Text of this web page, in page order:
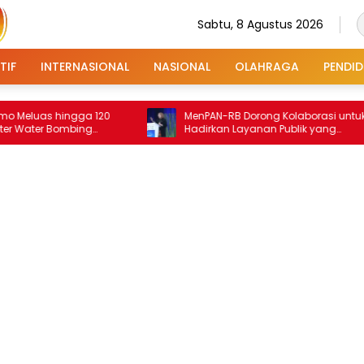
Sabtu, 8 Agustus 2026
INTERNASIONAL NASIONAL OLAHRAGA
hingga 120
Bombing
MenPAN-RB Dorong Kolaborasi untuk
Hadirkan Layanan Publik yang
Terintegrasi dan Inklusif